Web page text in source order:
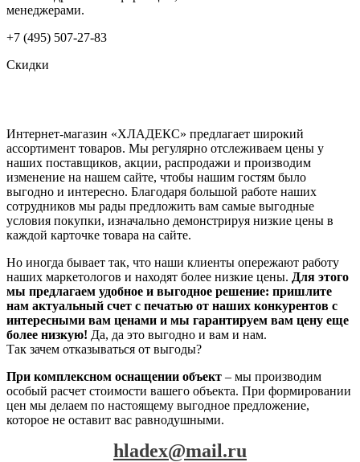
менеджерами.
+7 (495) 507-27-83
Скидки
Интернет-магазин «ХЛАДЕКС» предлагает широкий
ассортимент товаров. Мы регулярно отслеживаем цены у
наших поставщиков, акции, распродажи и производим
изменение на нашем сайте, чтобы нашим гостям было
выгодно и интересно. Благодаря большой работе наших
сотрудников мы рады предложить вам самые выгодные
условия покупки, изначально демонстрируя низкие цены в
каждой карточке товара на сайте.
Но иногда бывает так, что наши клиенты опережают работу
наших маркетологов и находят более низкие цены. Для этого
мы предлагаем удобное и выгодное решение: пришлите
нам актуальный счет с печатью от наших конкурентов с
интересными вам ценами и мы гарантируем вам цену еще
более низкую! Да, да это выгодно и вам и нам.
Так зачем отказываться от выгоды?
При комплексном оснащении объект – мы производим
особый расчет стоимости вашего объекта. При формировании
цен мы делаем по настоящему выгодное предложение,
которое не оставит вас равнодушными.
hladex@mail.ru